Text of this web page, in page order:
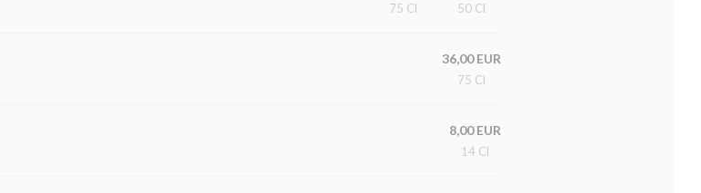
75 Cl 50 Cl
36,00 EUR
75 Cl
8,00 EUR
14 Cl